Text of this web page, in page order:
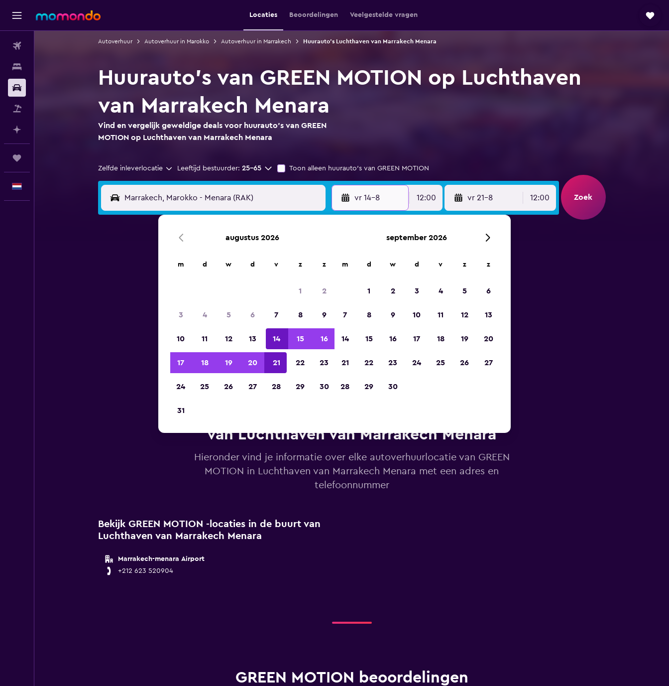
Locaties Beoordelingen Veelgestelde vragen
Autoverhuur Autoverhuur in Marokko Autoverhuur in Marrakech Huurauto's Luchthaven van Marrakech Menara
Huurauto's van GREEN MOTION op Luchthaven
van Marrakech Menara
Vind en vergelijk geweldige deals voor huurauto's van GREEN
MOTION op Luchthaven van Marrakech Menara
Zelfde inleverlocatie Leeftijd bestuurder: 25-65 Toon alleen huurauto's van GREEN MOTION
vr 14-8 12:00 vr 21-8 12:00 Zoek
app 2023
van Luchthaven van Marrakech Menara
Hieronder vind je informatie over elke autoverhuurlocatie van GREEN
MOTION in Luchthaven van Marrakech Menara met een adres en
telefoonnummer
Bekijk GREEN MOTION -locaties in de buurt van
Luchthaven van Marrakech Menara
Marrakech-menara Airport
+212 623 520904
GREEN MOTION beoordelingen
augustus 2026
m d w d v z z
1 2
3 4 5 6 7 8 9
10 11 12 13 14 15 16
17 18 19 20 21 22 23
24 25 26 27 28 29 30
31
september 2026
m d w d v z z
1 2 3 4 5 6
7 8 9 10 11 12 13
14 15 16 17 18 19 20
21 22 23 24 25 26 27
28 29 30